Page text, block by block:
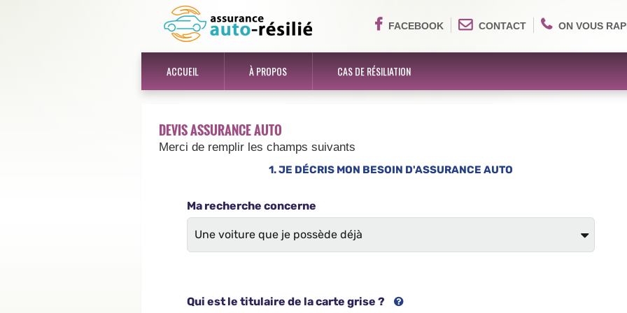
FACEBOOK CONTACT ON VOUS
ACCUEIL À PROPOS CAS DE RÉSILIATION
DEVIS ASSURANCE AUTO
Merci de remplir les champs suivants